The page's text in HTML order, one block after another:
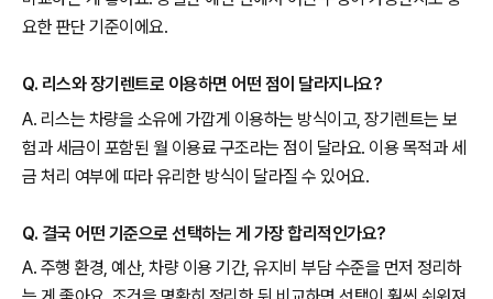
요한 판단 기준이에요.
Q. 리스와 장기렌트로 이용하면 어떤 점이 달라지나요?
A. 리스는 차량을 소유에 가깝게 이용하는 방식이고, 장기렌트는 보
험과 세금이 포함된 월 이용료 구조라는 점이 달라요. 이용 목적과 세
금 처리 여부에 따라 유리한 방식이 달라질 수 있어요.
Q. 결국 어떤 기준으로 선택하는 게 가장 합리적인가요?
A. 주행 환경, 예산, 차량 이용 기간, 유지비 부담 수준을 먼저 정리하